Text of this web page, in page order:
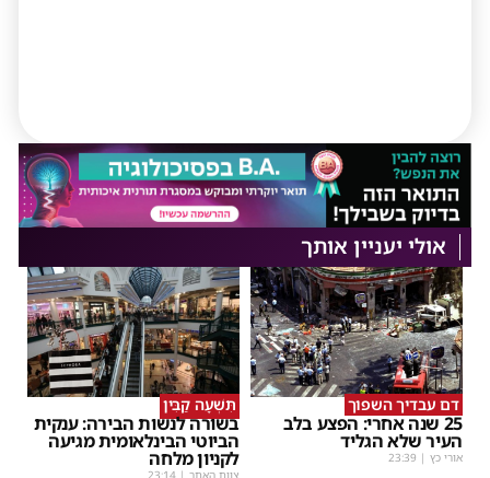
אולי יעניין אותך
דם עבדיך השפוך
25 שנה אחרי: הפצע בלב
העיר שלא הגליד
אורי כץ |
23:39
תִּשְׁעָה קַבִּין
בשורה לנשות הבירה: ענקית
הביוטי הבינלאומית מגיעה
לקניון מלחה
צוות האתר |
23:14